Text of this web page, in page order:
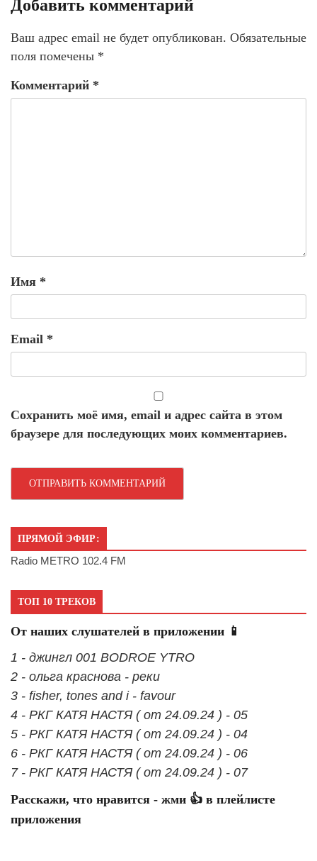
Добавить комментарий
Ваш адрес email не будет опубликован. Обязательные
поля помечены *
Комментарий *
Имя *
Email *
Сохранить моё имя, email и адрес сайта в этом
браузере для последующих моих комментариев.
ПРЯМОЙ ЭФИР:
Radio METRO 102.4 FM
ТОП 10 ТРЕКОВ
От наших слушателей в приложении 📱
1 - джингл 001 BODROE YTRO
2 - ольга краснова - реки
3 - fisher, tones and i - favour
4 - РКГ КАТЯ НАСТЯ ( от 24.09.24 ) - 05
5 - РКГ КАТЯ НАСТЯ ( от 24.09.24 ) - 04
6 - РКГ КАТЯ НАСТЯ ( от 24.09.24 ) - 06
7 - РКГ КАТЯ НАСТЯ ( от 24.09.24 ) - 07
Расскажи, что нравится - жми 👍 в плейлисте
приложения